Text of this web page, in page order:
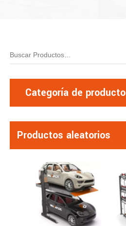
Categoría de producto
Productos aleatorios